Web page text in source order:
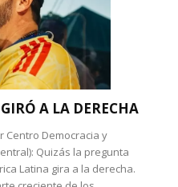
A LA DERECHA
Centro Democracia y
Quizás la pregunta
Latina gira a la derecha.